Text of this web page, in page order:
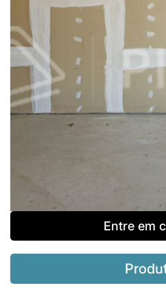
Entre em